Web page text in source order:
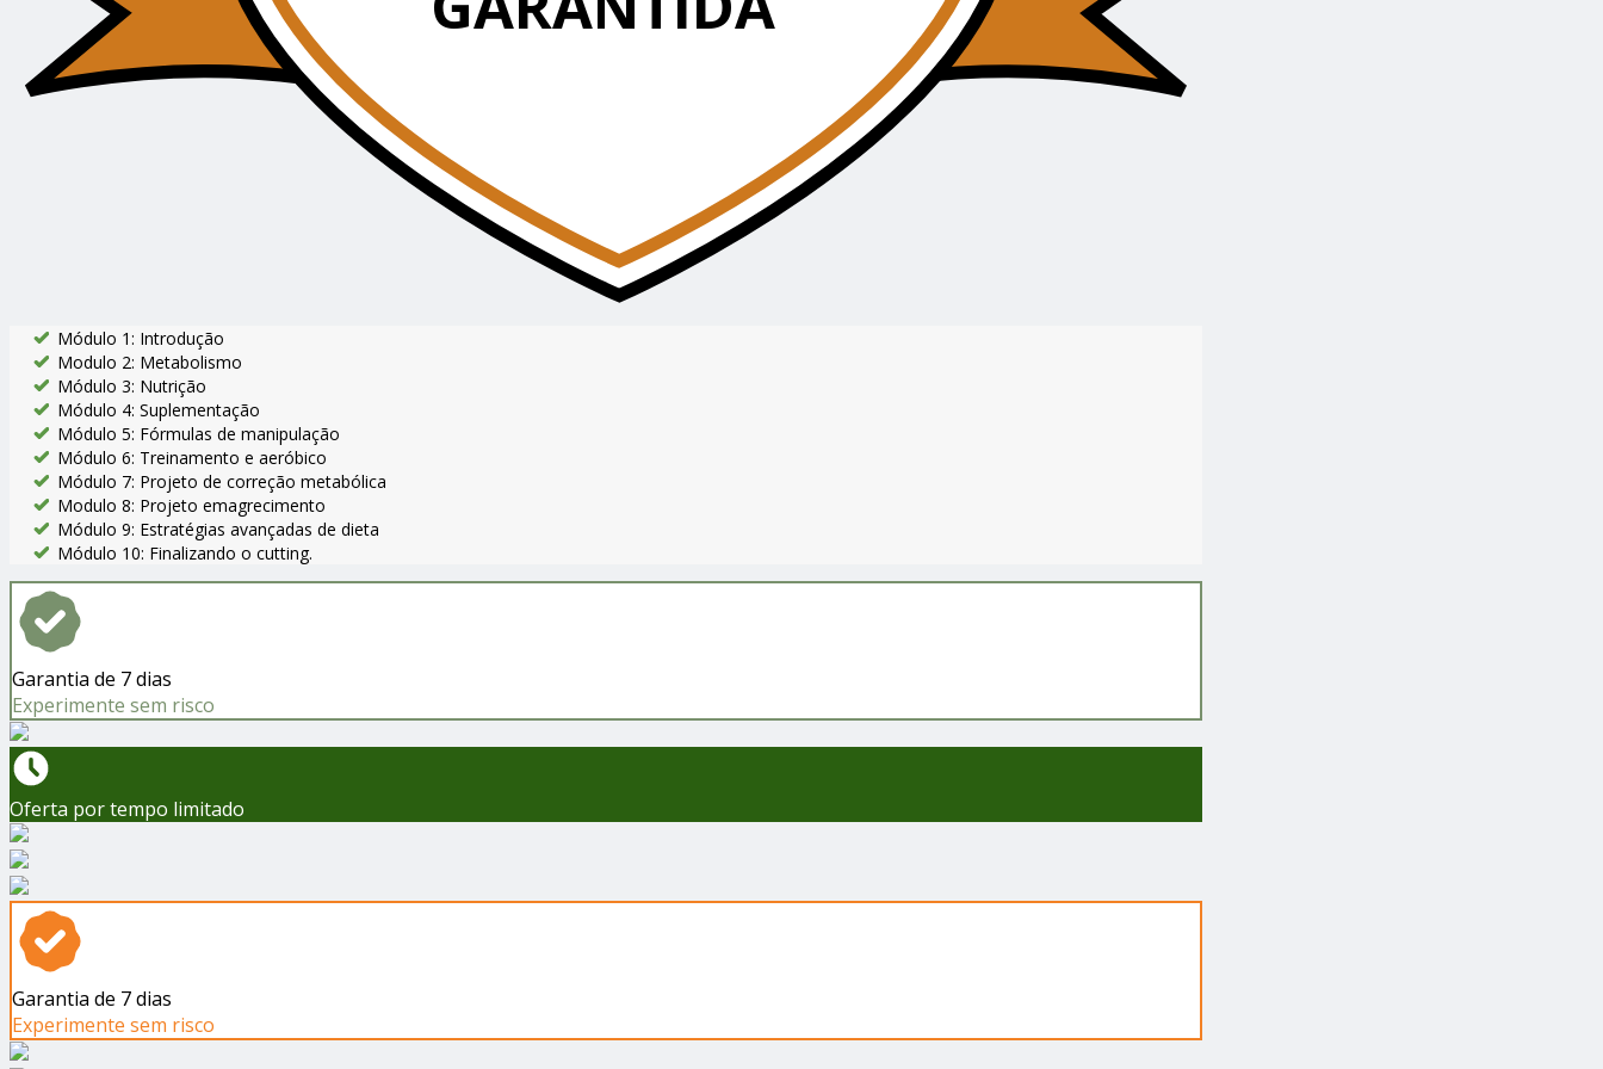
Módulo 1: Introdução
Modulo 2: Metabolismo
Módulo 3: Nutrição
Módulo 4: Suplementação
Módulo 5: Fórmulas de manipulação
Módulo 6: Treinamento e aeróbico
Módulo 7: Projeto de correção metabólica
Modulo 8: Projeto emagrecimento
Módulo 9: Estratégias avançadas de dieta
Módulo 10: Finalizando o cutting.
Garantia de 7 dias
Experimente sem risco
Oferta por tempo limitado
Garantia de 7 dias
Experimente sem risco